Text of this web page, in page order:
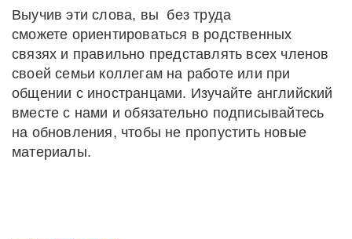
Выучив эти слова, вы без труда
сможете ориентироваться в родственных
связях и правильно представлять всех членов
своей семьи коллегам на работе или при
общении с иностранцами. Изучайте английский
вместе с нами и обязательно подписывайтесь
на обновления, чтобы не пропустить новые
материалы.